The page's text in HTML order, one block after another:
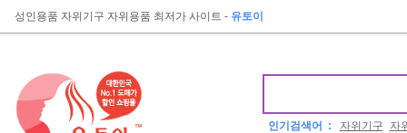
성인용품 자위기구 자위용품 최저가 사이트 - 유토이
인기검색어 : 자위기구 자